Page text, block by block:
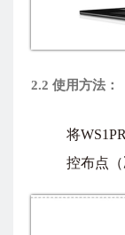
2.2 使用方法：
将
控布点（